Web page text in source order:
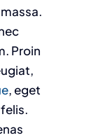
Proin
, eget